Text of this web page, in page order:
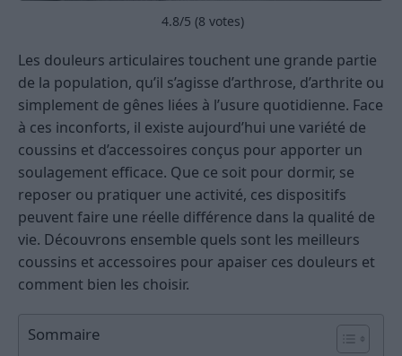
4.8/5 (8 votes)
Les douleurs articulaires touchent une grande partie
de la population, qu’il s’agisse d’arthrose, d’arthrite ou
simplement de gênes liées à l’usure quotidienne. Face
à ces inconforts, il existe aujourd’hui une variété de
coussins et d’accessoires conçus pour apporter un
soulagement efficace. Que ce soit pour dormir, se
reposer ou pratiquer une activité, ces dispositifs
peuvent faire une réelle différence dans la qualité de
vie. Découvrons ensemble quels sont les meilleurs
coussins et accessoires pour apaiser ces douleurs et
comment bien les choisir.
Sommaire